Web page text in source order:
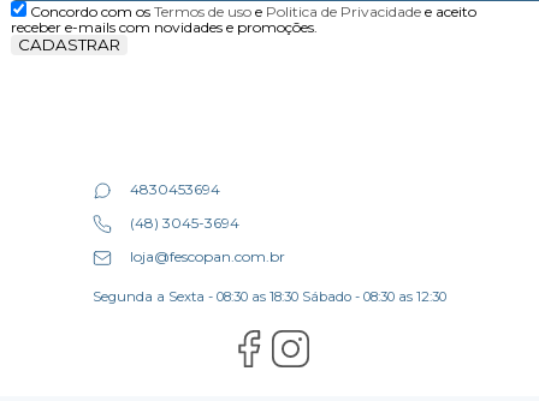
Concordo com os Termos de usoe Politica de Privacidadee aceito
receber e-mails com novidades e promoções.
CADASTRAR
4830453694
(48) 3045-3694
loja@fescopan.com.br
Segunda a Sexta - 08:30 as 18:30 Sábado - 08:30 as 12:30